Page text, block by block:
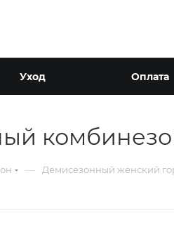
Уход Оплата
— Демисезонный женский